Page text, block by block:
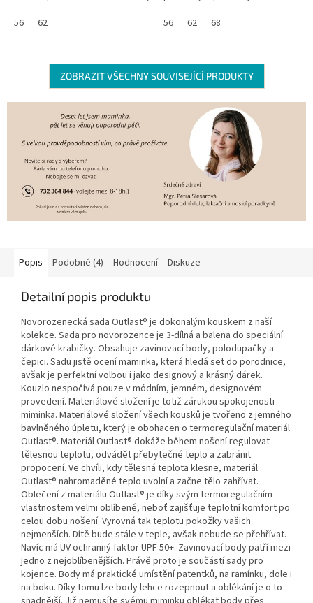
UPF 50+. Skvělé že? Navíc se...
56 62
navíc postará o termoregulaci a
56 62 68
ZOBRAZIT VŠECHNY SOUVISEJÍCÍ PRODUKTY
Popis Podobné (4) Hodnocení Diskuze
Detailní popis produktu
Novorozenecká sada Outlast® je dokonalým kouskem z naší
kolekce. Sada pro novorozence je 3-dílná a balena do speciální
dárkové krabičky. Obsahuje zavinovací body, polodupačky a
čepici. Sadu jistě ocení maminka, která hledá set do porodnice,
avšak je perfektní volbou i jako designový a krásný dárek.
Kouzlo nespočívá pouze v módním, jemném, designovém
provedení. Materiálové složení je totiž zárukou spokojenosti
miminka. Materiálové složení všech kousků je tvořeno z jemného
bavlněného úpletu, který je obohacen o termoregulační materiál
Outlast®. Materiál Outlast® dokáže během nošení regulovat
tělesnou teplotu, odvádět přebytečné teplo a zabránit
propocení. Ve chvíli, kdy tělesná teplota klesne, materiál
Outlast® nahromaděné teplo uvolní a začne tělo zahřívat.
Oblečení z materiálu Outlast® je díky svým termoregulačním
vlastnostem velmi oblíbené, neboť zajišťuje teplotní komfort po
celou dobu nošení. Vyrovná tak teplotu pokožky vašich
nejmenších. Dítě bude stále v teple, avšak nebude se přehřívat.
Navíc má UV ochranný faktor UPF 50+. Zavinovací body patří mezi
jedno z nejoblíbenějších. Právě proto je součástí sady pro
kojence. Body má praktické umístění patentků, na ramínku, dole i
na boku. Díky tomu lze body lehce rozepnout a oblékání je o to